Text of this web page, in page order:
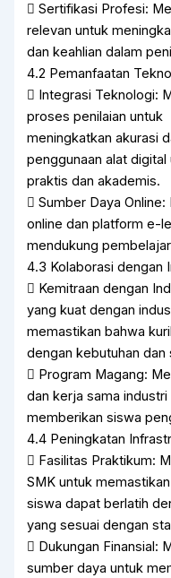
 Sertifikasi Profesi:
relevan untuk
dan keahlian dalam
4.2 Pemanfaatan
 Integrasi Teknologi:
proses penilaian untuk
meningkatkan akurasi
penggunaan alat digital
praktis dan akademis.
 Sumber Daya
online dan platform e-
mendukung
4.3 Kolaborasi dengan
 Kemitraan dengan
yang kuat dengan
memastikan bahwa
dengan kebutuhan dan
 Program Magang:
dan kerja sama industri
memberikan siswa
4.4 Peningkatan
 Fasilitas Praktikum:
SMK untuk
siswa dapat berlatih
yang sesuai dengan
 Dukungan Finansial:
sumber daya untuk